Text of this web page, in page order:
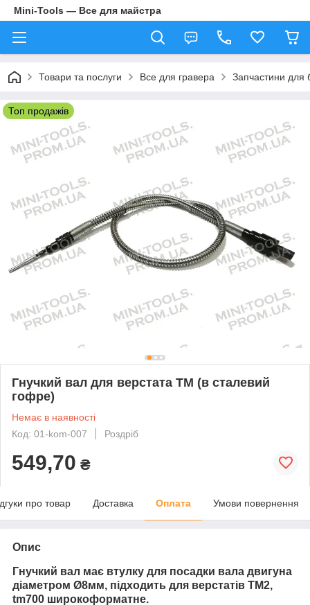
Mini-Tools — Все для майстра
Товари та послуги Все для гравера Запчастини для
Топ продажів
Гнучкий вал для верстата ТМ (в сталевий
гофре)
Немає в наявності
Код: 01-kom-007
Роздріб
549,70 ₴
про товар Доставка Оплата Умови повернення
Опис
Гнучкий вал має втулку для посадки вала двигуна
діаметром Ø8мм, підходить для верстатів TM2,
tm700 широкоформатне.